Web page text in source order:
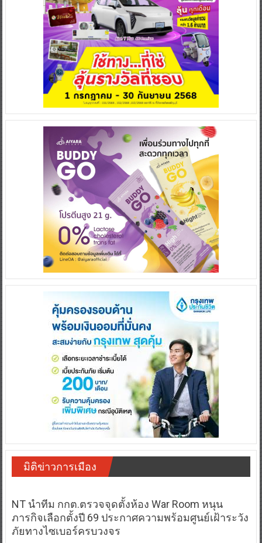
มิติข่าวการเมือง
NT นำทีม กกต.ตรวจจุดตั้งห้อง War Room หนุน
ภารกิจเลือกตั้งปี 69 ประกาศความพร้อมศูนย์เฝ้าระวัง
ภัยทางไซเบอร์ครบวงจร